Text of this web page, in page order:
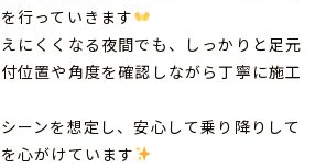
行っていきます
にくくなる夜間でも、しっかりと足元
位置や角度を確認しながら丁寧に施工
ーンを想定し、安心して乗り降りして
心がけています